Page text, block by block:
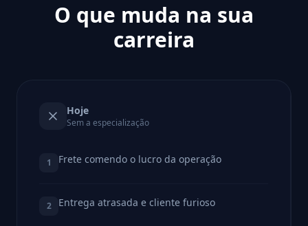
O que muda na sua
carreira
Hoje
Sem a especialização
1 Frete comendo o lucro da operação
2 Entrega atrasada e cliente furioso